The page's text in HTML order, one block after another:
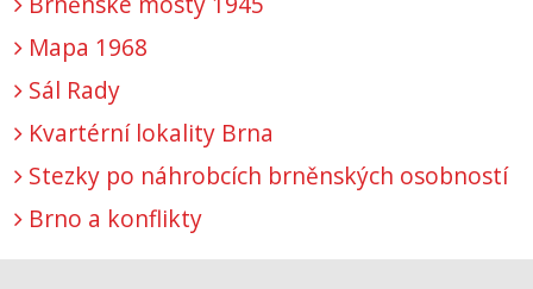
Mapa 1968
Sál Rady
Kvartérní lokality Brna
Stezky po náhrobcích brněnských osobností
Brno a konflikty